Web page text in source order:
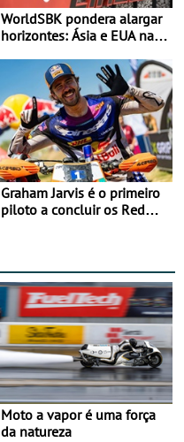
WorldSBK pondera alargar
horizontes: Ásia e EUA na
Graham Jarvis é o primeiro
piloto a concluir os Red
Moto a vapor é uma força
da natureza